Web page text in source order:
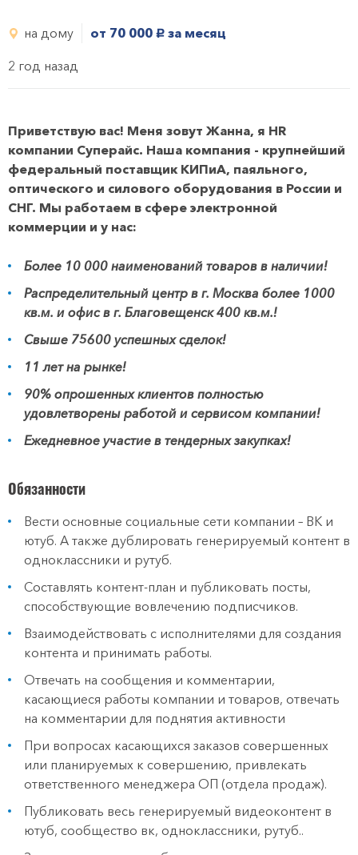
на дому от 70 000 руб. за месяц
2 год назад
Приветствую вас! Меня зовут Жанна, я HR
компании Суперайс. Наша компания - крупнейший
федеральный поставщик КИПиА, паяльного,
оптического и силового оборудования в России и
СНГ. Мы работаем в сфере электронной
коммерции и у нас:
Более 10 000 наименований товаров в наличии!
Распределительный центр в г. Москва более 1000
кв.м. и офис в г. Благовещенск 400 кв.м.!
Свыше 75600 успешных сделок!
11 лет на рынке!
90% опрошенных клиентов полностью
удовлетворены работой и сервисом компании!
Ежедневное участие в тендерных закупках!
Обязанности
Вести основные социальные сети компании – ВК и
ютуб. А также дублировать генерируемый контент в
одноклассники и рутуб.
Составлять контент-план и публиковать посты,
способствующие вовлечению подписчиков.
Взаимодействовать с исполнителями для создания
контента и принимать работы.
Отвечать на сообщения и комментарии,
касающиеся работы компании и товаров, отвечать
на комментарии для поднятия активности
При вопросах касающихся заказов совершенных
или планируемых к совершению, привлекать
ответственного менеджера ОП (отдела продаж).
Публиковать весь генерируемый видеоконтент в
ютуб, сообщество вк, одноклассники, рутуб..